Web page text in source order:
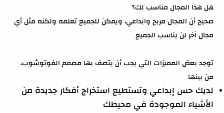
هل هذا المجال مناسب لك؟
صحيح أن المجال مربح وابداعي، ويمكن للجميع تعلمه ولكنه مثل أي
مجال اَخر لن يناسب الجميع.
توجد بعض المميزات التي يجب أن يتصف بها مصمم الفوتوشوب،
من بينها:
لديك حس إبداعي وتستطيع استخراج أفكار جديدة من
الأشياء الموجودة في محيطك